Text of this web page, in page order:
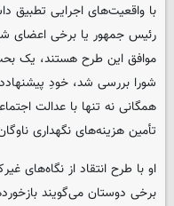
با واقعیت‌های اجرایی تطبیق
رئیس جمهور یا برخی اعضای
موافق این طرح هستند، یک
شورا بررسی شد، خودِ
همگانی نه تنها با عدالت
تأمین هزینه‌های نگهداری
او با طرح انتقاد از نگاه‌های
برخی دوستان می‌گویند